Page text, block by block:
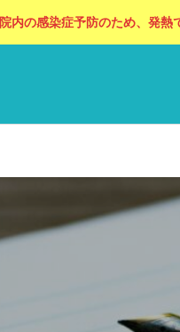
院内の感染症予防のため、発
地中海食とは？心筋梗塞